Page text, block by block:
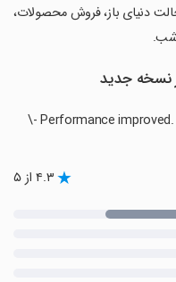
دنیای باز، فروش محصولات،
شب.
\- Performance improved.
۴.۳ از ۵